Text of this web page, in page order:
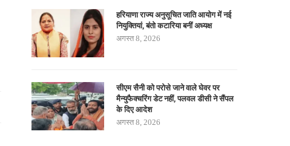
हरियाणा राज्य अनुसूचित जाति आयोग में नई
नियुक्तियां, बंतो कटारिया बनीं अध्यक्ष
अगस्त 8, 2026
सीएम सैनी को परोसे जाने वाले घेवर पर
मैन्युफैक्चरिंग डेट नहीं, पलवल डीसी ने सैंपल
के दिए आदेश
अगस्त 8, 2026